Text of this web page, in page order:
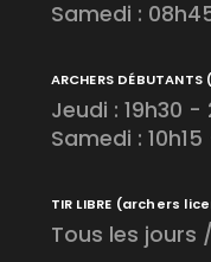
Samedi :
ARCHERS DÉBUTANTS
Jeudi : 19h30 -
Samedi : 10h15
TIR LIBRE (archers
Tous les jours